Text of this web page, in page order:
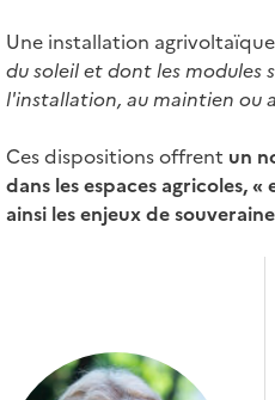
Une installation
du soleil et dont les modules
l'installation, au maintien ou
Ces dispositions offrent un
dans les espaces agricoles,
ainsi les enjeux de